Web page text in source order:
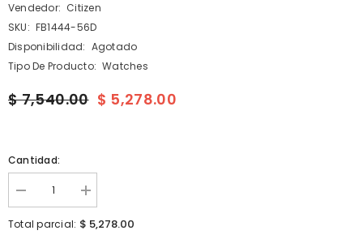
Vendedor: Citizen
SKU: FB1444-56D
Disponibilidad: Agotado
Tipo De Producto: Watches
$ 7,540.00 $ 5,278.00
Cantidad:
Error:
Missing
interpolation
I18n
Error:
Missing
interpolation
Total parcial: $ 5,278.00